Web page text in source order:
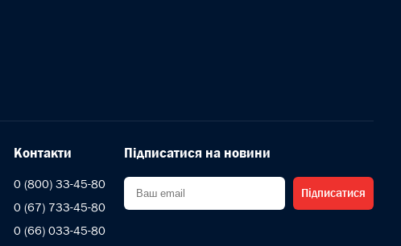
Контакти
0 (800) 33-45-80
0 (67) 733-45-80
0 (66) 033-45-80
Підписатися на новини
Підписатися